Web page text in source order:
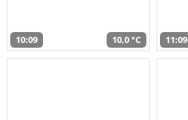
10:09 10,0 °C 11:09